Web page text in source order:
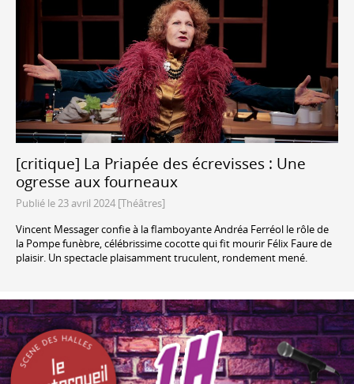
[critique] La Priapée des écrevisses : Une
ogresse aux fourneaux
Publié le 23 avril 2024 [Théâtres]
Vincent Messager confie à la flamboyante Andréa Ferréol le rôle de
la Pompe funèbre, célébrissime cocotte qui fit mourir Félix Faure de
plaisir. Un spectacle plaisamment truculent, rondement mené.